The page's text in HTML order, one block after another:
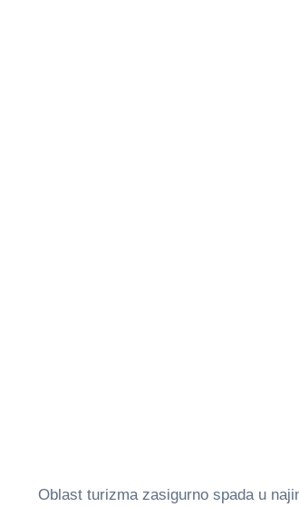
Oblast turizma zasigurno spada u